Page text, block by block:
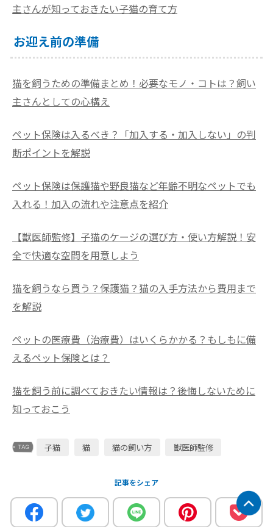
主さんが知っておきたい子猫の育て方
お迎え前の準備
猫を飼うための準備まとめ！必要なモノ・コトは？飼い
主さんとしての心構え
ペット保険は入るべき？「加入する・加入しない」の判
断ポイントを解説
ペット保険は保護猫や野良猫など年齢不明なペットでも
入れる！加入の流れや注意点を紹介
【獣医師監修】子猫のケージの選び方・使い方解説！安
全で快適な空間を用意しよう
猫を飼うなら買う？保護猫？猫の入手方法から費用まで
を解説
ペットの医療費（治療費）はいくらかかる？もしもに備
えるペット保険とは？
猫を飼う前に調べておきたい情報は？後悔しないために
知っておこう
子猫 猫 猫の飼い方 獣医師監修
記事をシェア